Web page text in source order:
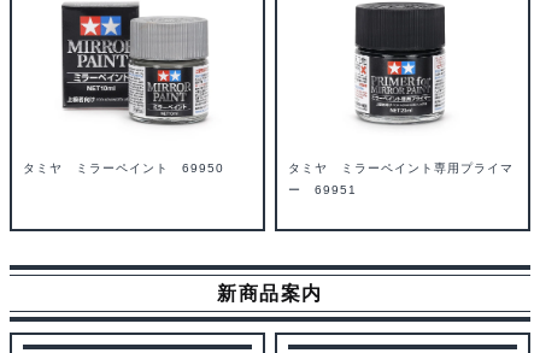
タミヤ ミラーペイント 69950
タミヤ ミラーペイント専用プライマ
ー 69951
新商品案内